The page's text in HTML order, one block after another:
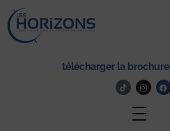
télécharger la brochure